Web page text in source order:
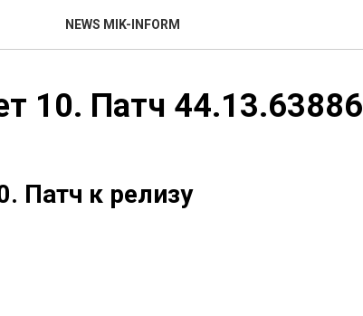
NEWS MIK-INFORM
10. Патч 44.13.63886
Патч к релизу